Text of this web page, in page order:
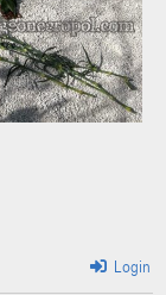
Login